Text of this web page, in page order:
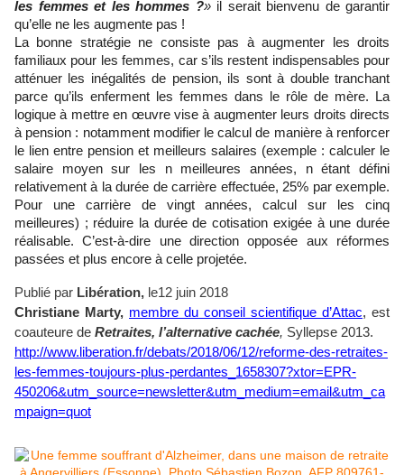
les femmes et les hommes ?»il serait bienvenu de garantir
qu’elle ne les augmente pas !
La bonne stratégie ne consiste pas à augmenter les droits
familiaux pour les femmes, car s’ils restent indispensables pour
atténuer les inégalités de pension, ils sont à double tranchant
parce qu’ils enferment les femmes dans le rôle de mère. La
logique à mettre en œuvre vise à augmenter leurs droits directs
à pension : notamment modifier le calcul de manière à renforcer
le lien entre pension et meilleurs salaires (exemple : calculer le
salaire moyen sur les n meilleures années, n étant défini
relativement à la durée de carrière effectuée, 25% par exemple.
Pour une carrière de vingt années, calcul sur les cinq
meilleures) ; réduire la durée de cotisation exigée à une durée
réalisable. C’est-à-dire une direction opposée aux réformes
passées et plus encore à celle projetée.
Publié par Libération, le12 juin 2018
Christiane Marty, membre du conseil scientifique d’Attac, est
coauteure de Retraites, l’alternative cachée, Syllepse 2013.
http://www.liberation.fr/debats/2018/06/12/reforme-des-retraites-
les-femmes-toujours-plus-perdantes_1658307?xtor=EPR-
450206&utm_source=newsletter&utm_medium=email&utm_ca
mpaign=quot